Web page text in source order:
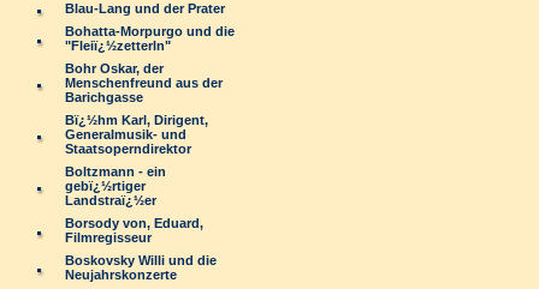
Blau-Lang und der Prater
Bohatta-Morpurgo und die
"Fleiï¿½zetterln"
Bohr Oskar, der
Menschenfreund aus der
Barichgasse
Bï¿½hm Karl, Dirigent,
Generalmusik- und
Staatsoperndirektor
Boltzmann - ein
gebï¿½rtiger
Landstraï¿½er
Borsody von, Eduard,
Filmregisseur
Boskovsky Willi und die
Neujahrskonzerte